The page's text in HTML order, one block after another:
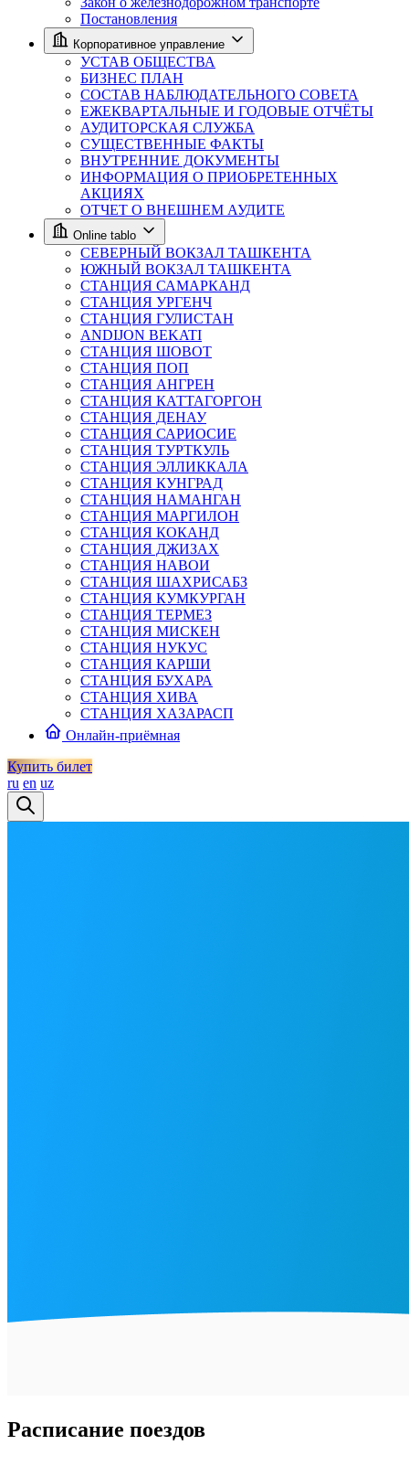
Постановления
Корпоративное управление
УСТАВ ОБЩЕСТВА
БИЗНЕС ПЛАН
СОСТАВ НАБЛЮДАТЕЛЬНОГО СОВЕТА
ЕЖЕКВАРТАЛЬНЫЕ И ГОДОВЫЕ ОТЧЁТЫ
АУДИТОРСКАЯ СЛУЖБА
СУЩЕСТВЕННЫЕ ФАКТЫ
ВНУТРЕННИЕ ДОКУМЕНТЫ
ИНФОРМАЦИЯ О ПРИОБРЕТЕННЫХ
АКЦИЯХ
ОТЧЕТ О ВНЕШНЕМ АУДИТЕ
Online tablo
СЕВЕРНЫЙ ВОКЗАЛ ТАШКЕНТА
ЮЖНЫЙ ВОКЗАЛ ТАШКЕНТА
СТАНЦИЯ САМАРКАНД
СТАНЦИЯ УРГЕНЧ
СТАНЦИЯ ГУЛИСТАН
ANDIJON BEKATI
СТАНЦИЯ ШОВОТ
СТАНЦИЯ ПОП
СТАНЦИЯ АНГРЕН
СТАНЦИЯ КАТТАГОРГОН
СТАНЦИЯ ДЕНАУ
СТАНЦИЯ САРИОСИЕ
СТАНЦИЯ ТУРТКУЛЬ
СТАНЦИЯ ЭЛЛИККАЛА
СТАНЦИЯ КУНГРАД
СТАНЦИЯ НАМАНГАН
СТАНЦИЯ МАРГИЛОН
СТАНЦИЯ КОКАНД
СТАНЦИЯ ДЖИЗАХ
СТАНЦИЯ НАВОИ
СТАНЦИЯ ШАХРИСАБЗ
СТАНЦИЯ КУМКУРГАН
СТАНЦИЯ ТЕРМЕЗ
СТАНЦИЯ МИСКЕН
СТАНЦИЯ НУКУС
СТАНЦИЯ КАРШИ
СТАНЦИЯ БУХАРА
СТАНЦИЯ ХИВА
СТАНЦИЯ ХАЗАРАСП
Онлайн-приёмная
Купить билет
ru en uz
Расписание поездов